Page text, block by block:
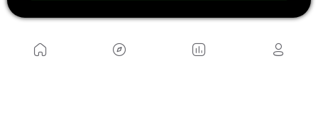
'maquinaria pesada' eran auténticos titanes.